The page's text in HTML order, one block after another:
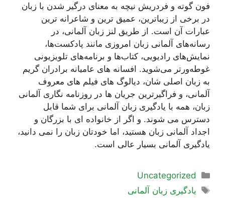
فون گوته و فردریش نیچه به معنای درگیر شدن با زبان
در برخی از زیباترین، عمیق ترین و شاعرانه ترین
عبارات آن است. از طریق لنز زبان آلمانی، در
رسانه‌های آلمانی زبان امروزی مانند پادکست‌ها،
نمایش‌های رادیویی، کتاب‌ها و برنامه‌های تلویزیونی
غوطه‌ورتر می‌شوید. افسانه های عامیانه برادران گریم
به زبان اصلی شان، دیالوگ های فیلم های معروف
آلمانی، و فراگیرترین جریان ها در روزنامه نگاری آلمانی
زبان، همه با یادگیری زبان آلمانی برای شما قابل
دسترس می شوند. و اگر از خانواده ای با بزرگان و
اجداد آلمانی زبان هستید، اما خودتان زبان را نمی دانید،
یادگیری آلمانی بسیار عالی است.
دسته‌ها
Uncategorized
برچسب‌ها
یادگیری زبان آلمانی